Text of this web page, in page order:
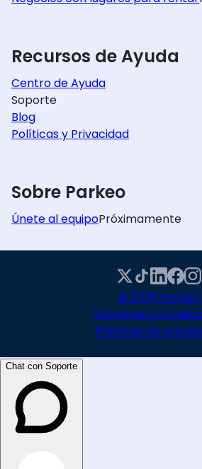
Recursos de Ayuda
Centro de Ayuda
Soporte
Blog
Políticas y Privacidad
Sobre Parkeo
Únete al equipoPróximamente
© 2026 Parkeo
Términos y
Políticas de
Chat con Soporte